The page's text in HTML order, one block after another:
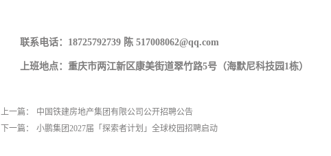
联系电话： 18725792739 陈 517008062@qq.com
上班地点：重庆市两江新区康美街道翠竹路5号 （海默尼科技园1栋）
上一篇：
中国铁建房地产集团有限公司公开招聘公告
下一篇：
小鹏集团2027届「探索者计划」全球校园招聘启动